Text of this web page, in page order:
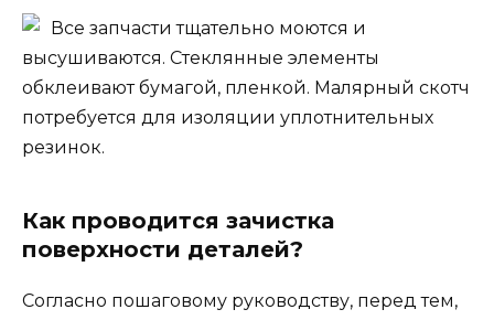
Все запчасти тщательно моются и
высушиваются. Стеклянные элементы
обклеивают бумагой, пленкой. Малярный скотч
потребуется для изоляции уплотнительных
резинок.
Как проводится зачистка
поверхности деталей?
Согласно пошаговому руководству, перед тем,